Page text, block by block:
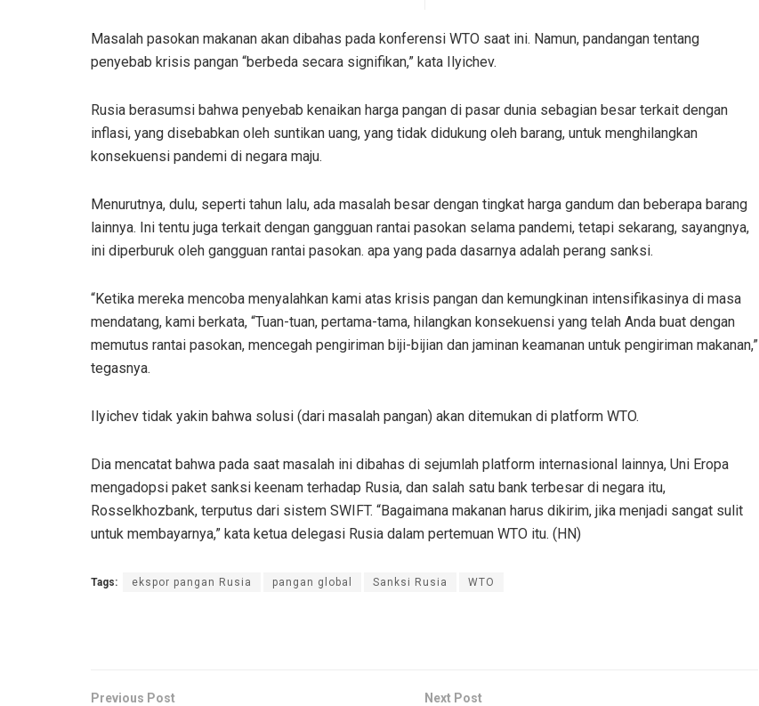
Masalah pasokan makanan akan dibahas pada konferensi WTO saat ini. Namun, pandangan tentang
penyebab krisis pangan “berbeda secara signifikan,” kata Ilyichev.
Rusia berasumsi bahwa penyebab kenaikan harga pangan di pasar dunia sebagian besar terkait dengan
inflasi, yang disebabkan oleh suntikan uang, yang tidak didukung oleh barang, untuk menghilangkan
konsekuensi pandemi di negara maju.
Menurutnya, dulu, seperti tahun lalu, ada masalah besar dengan tingkat harga gandum dan beberapa barang
lainnya. Ini tentu juga terkait dengan gangguan rantai pasokan selama pandemi, tetapi sekarang, sayangnya,
ini diperburuk oleh gangguan rantai pasokan. apa yang pada dasarnya adalah perang sanksi.
“Ketika mereka mencoba menyalahkan kami atas krisis pangan dan kemungkinan intensifikasinya di masa
mendatang, kami berkata, “Tuan-tuan, pertama-tama, hilangkan konsekuensi yang telah Anda buat dengan
memutus rantai pasokan, mencegah pengiriman biji-bijian dan jaminan keamanan untuk pengiriman makanan,”
tegasnya.
Ilyichev tidak yakin bahwa solusi (dari masalah pangan) akan ditemukan di platform WTO.
Dia mencatat bahwa pada saat masalah ini dibahas di sejumlah platform internasional lainnya, Uni Eropa
mengadopsi paket sanksi keenam terhadap Rusia, dan salah satu bank terbesar di negara itu,
Rosselkhozbank, terputus dari sistem SWIFT. “Bagaimana makanan harus dikirim, jika menjadi sangat sulit
untuk membayarnya,” kata ketua delegasi Rusia dalam pertemuan WTO itu. (HN)
Tags: ekspor pangan Rusia pangan global Sanksi Rusia WTO
Previous Post Next Post